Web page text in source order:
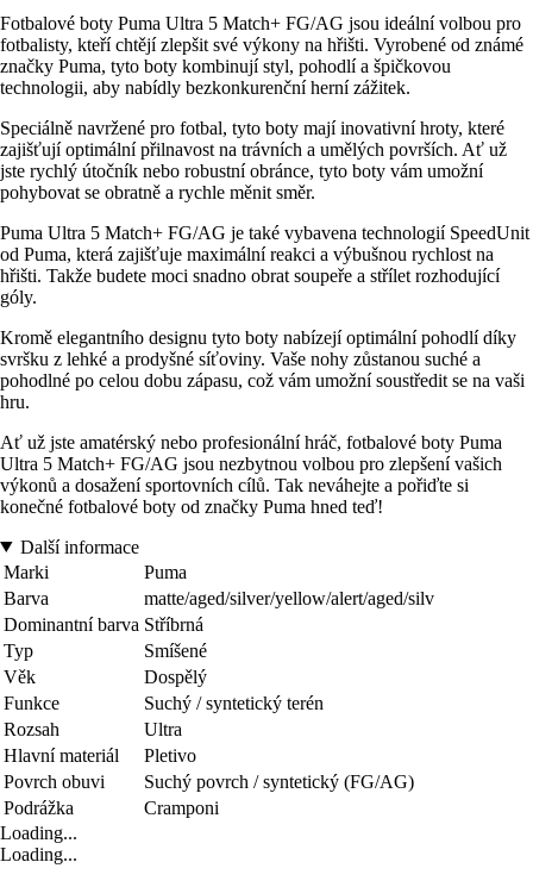
Fotbalové boty Puma Ultra 5 Match+ FG/AG jsou ideální volbou pro
fotbalisty, kteří chtějí zlepšit své výkony na hřišti. Vyrobené od známé
značky Puma, tyto boty kombinují styl, pohodlí a špičkovou
technologii, aby nabídly bezkonkurenční herní zážitek.
Speciálně navržené pro fotbal, tyto boty mají inovativní hroty, které
zajišťují optimální přilnavost na trávních a umělých površích. Ať už
jste rychlý útočník nebo robustní obránce, tyto boty vám umožní
pohybovat se obratně a rychle měnit směr.
Puma Ultra 5 Match+ FG/AG je také vybavena technologií SpeedUnit
od Puma, která zajišťuje maximální reakci a výbušnou rychlost na
hřišti. Takže budete moci snadno obrat soupeře a střílet rozhodující
góly.
Kromě elegantního designu tyto boty nabízejí optimální pohodlí díky
svršku z lehké a prodyšné síťoviny. Vaše nohy zůstanou suché a
pohodlné po celou dobu zápasu, což vám umožní soustředit se na vaši
hru.
Ať už jste amatérský nebo profesionální hráč, fotbalové boty Puma
Ultra 5 Match+ FG/AG jsou nezbytnou volbou pro zlepšení vašich
výkonů a dosažení sportovních cílů. Tak neváhejte a pořiďte si
konečné fotbalové boty od značky Puma hned teď!
Další informace
Marki
Puma
Barva
matte/aged/silver/yellow/alert/aged/silv
Dominantní barva Stříbrná
Typ
Smíšené
Věk
Dospělý
Funkce
Suchý / syntetický terén
Rozsah
Ultra
Hlavní materiál
Pletivo
Povrch obuvi
Suchý povrch / syntetický (FG/AG)
Podrážka
Cramponi
Loading...
Loading...